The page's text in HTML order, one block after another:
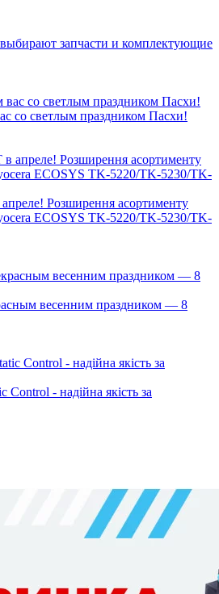
запчасти и комплектующие
со светлым праздником Пасхи!
Розширення асортименту
ECOSYS TK-5220/TK-5230/TK-
весенним праздником — 8
Control - надійна якість за